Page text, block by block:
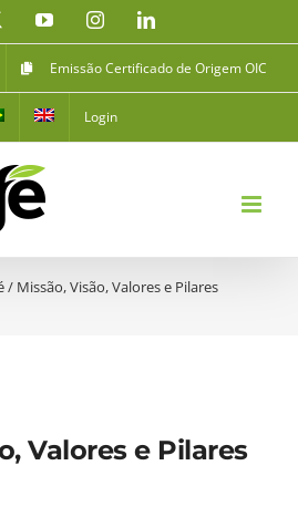
YouTubeInstagramLinkedIn
Emissão Certificado de Origem OIC
Login
/ Missão, Visão, Valores e Pilares
Valores e Pilares